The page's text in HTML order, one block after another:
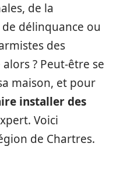
de la
délinquance ou
des
? Peut-être se
maison, et pour
installer des
Voici
de Chartres.